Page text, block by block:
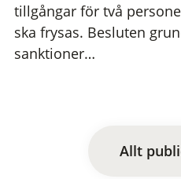
tillgångar för två
ska frysas. Besluten
sanktioner…
Allt